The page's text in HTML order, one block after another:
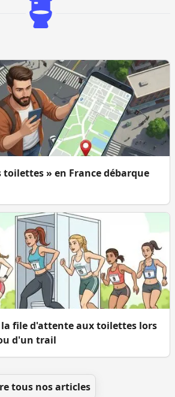
toilettes » en France débarque
file d'attente aux toilettes lors
d'un trail
tous nos articles